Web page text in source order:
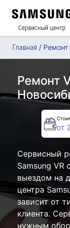
Сервисный центр
Главная / Ремонт
Ремонт
от
Сервисный
Samsung VR
выездом на
центра
зависит от
клиента.
нужным